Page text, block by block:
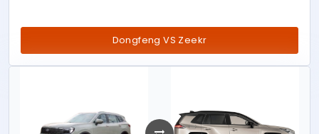
Dongfeng VS Zeekr